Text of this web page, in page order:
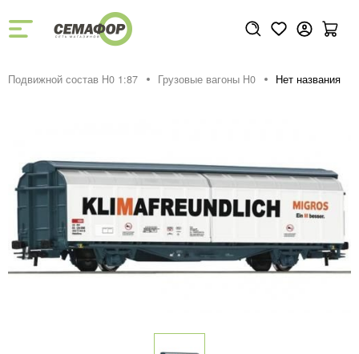
Подвижной состав H0 1:87 Грузовые вагоны H0 Нет названия